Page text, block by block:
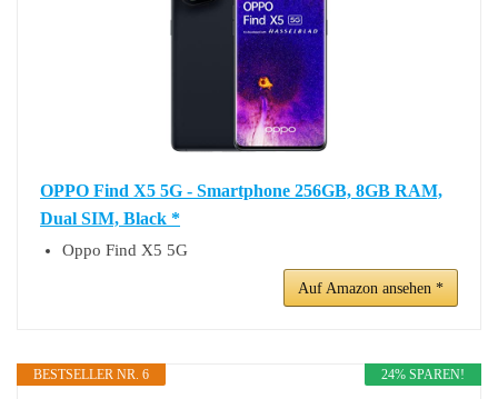
OPPO Find X5 5G - Smartphone 256GB, 8GB RAM,
Dual SIM, Black *
Oppo Find X5 5G
Auf Amazon ansehen *
24% SPAREN!
BESTSELLER NR. 6